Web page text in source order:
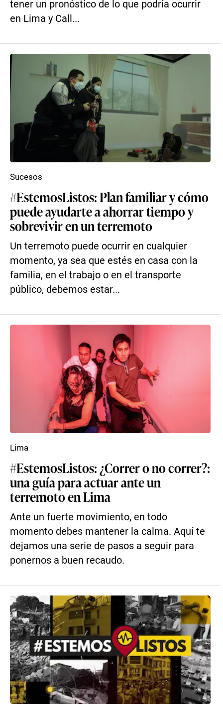
tener un pronóstico de lo que podría ocurrir
en Lima y Call...
#EstemosListos: Plan familiar y cómo
puede ayudarte a ahorrar tiempo y
sobrevivir en un terremoto
Un terremoto puede ocurrir en cualquier
momento, ya sea que estés en casa con la
familia, en el trabajo o en el transporte
público, debemos estar...
Sucesos
#EstemosListos: ¿Correr o no correr?:
una guía para actuar ante un
terremoto en Lima
Ante un fuerte movimiento, en todo
momento debes mantener la calma. Aquí te
dejamos una serie de pasos a seguir para
ponernos a buen recaudo.
Lima